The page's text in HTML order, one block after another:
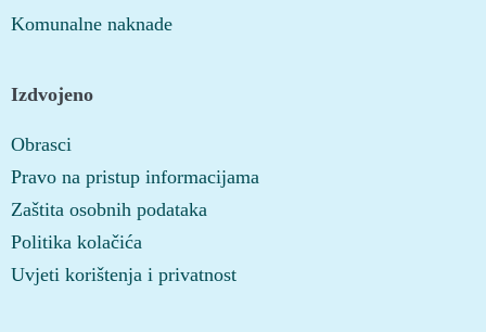
Komunalne naknade
Izdvojeno
Obrasci
Pravo na pristup informacijama
Zaštita osobnih podataka
Politika kolačića
Uvjeti korištenja i privatnost